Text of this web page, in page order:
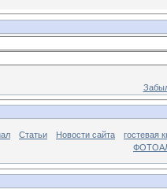
Статьи Новости сайта
гостевая